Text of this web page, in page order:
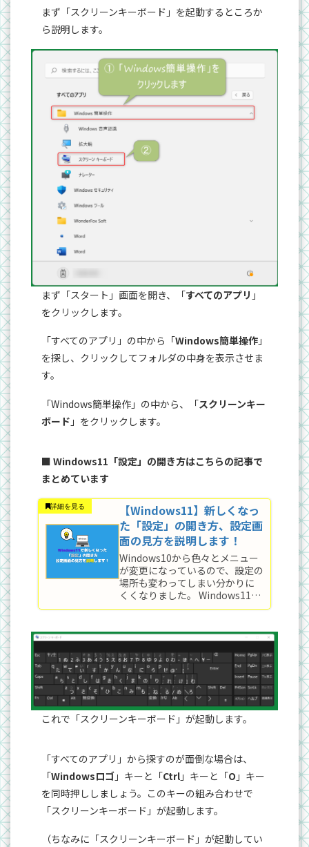
まず「スクリーンキーボード」を起動するところか
ら説明します。
まず「スタート」画面を開き、「すべてのアプリ 」
をクリックします。
「すべてのアプリ」の中から「Windows簡単操作 」
を探し、クリックしてフォルダの中身を表示させま
す。
「Windows簡単操作」の中から、「スクリーンキー
ボード 」をクリックします。
■ Windows11「設定」の開き方はこちらの記事で
まとめています
【Windows11】新しくなっ
た「設定」の開き方、設定画
面の見方を説明します！
Windows10から色々とメニュー
が変更になっているので、設定の
場所も変わってしまい分かりに
くくなりました。 Windows11を
利用する上で「設定」は頻繁に
おきましょう！ Windows11の基
本を学ぶ連載記事でも取り上げ
ているので、よかったらそちらも
ご覧ください。
これで「スクリーンキーボード」が起動します。
「すべてのアプリ」から探すのが面倒な場合は、
「Windowsロゴ 」キーと「Ctrl 」キーと「O 」キー
を同時押ししましょう。このキーの組み合わせで
「スクリーンキーボード」が起動します。
（ちなみに「スクリーンキーボード」が起動してい